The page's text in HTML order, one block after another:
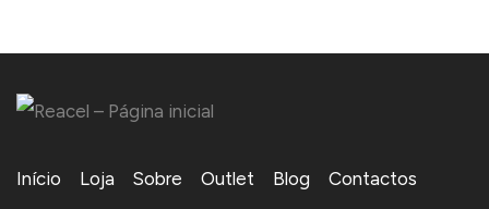
Início Loja Sobre Outlet Blog Contactos